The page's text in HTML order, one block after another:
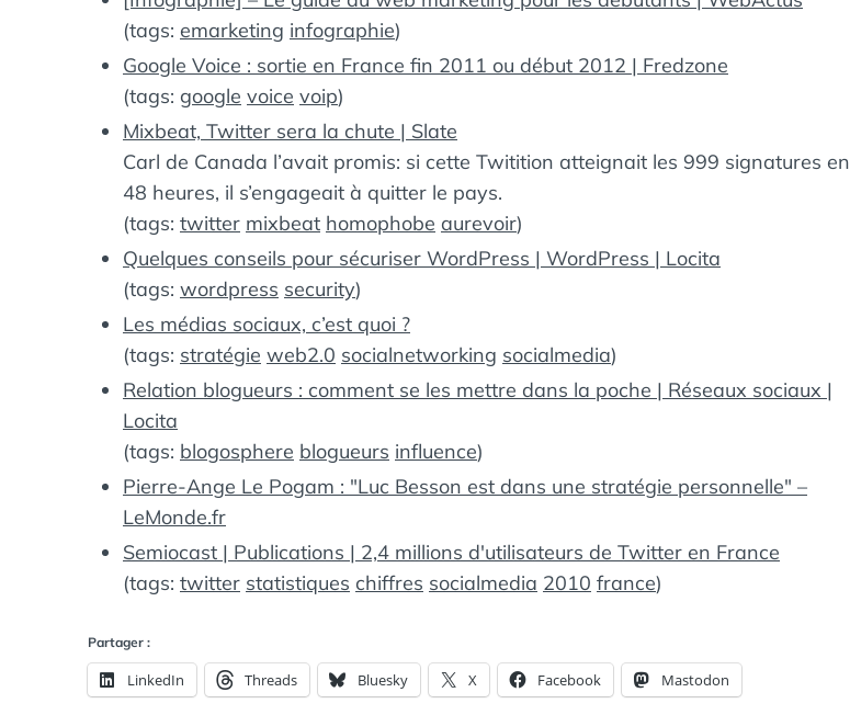
(tags: emarketing infographie)
Google Voice : sortie en France fin 2011 ou début 2012 | Fredzone
(tags: google voice voip)
Mixbeat, Twitter sera la chute | Slate
Carl de Canada l’avait promis: si cette Twitition atteignait les 999 signatures en
48 heures, il s’engageait à quitter le pays.
(tags: twitter mixbeat homophobe aurevoir)
Quelques conseils pour sécuriser WordPress | WordPress | Locita
(tags: wordpress security)
Les médias sociaux, c’est quoi ?
(tags: stratégie web2.0 socialnetworking socialmedia)
Relation blogueurs : comment se les mettre dans la poche | Réseaux sociaux |
Locita
(tags: blogosphere blogueurs influence)
Pierre-Ange Le Pogam : "Luc Besson est dans une stratégie personnelle" –
LeMonde.fr
Semiocast | Publications | 2,4 millions d'utilisateurs de Twitter en France
(tags: twitter statistiques chiffres socialmedia 2010 france)
Partager :
LinkedIn Threads Bluesky X Facebook Mastodon